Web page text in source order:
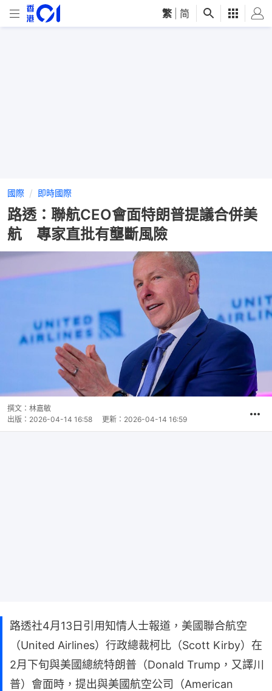
繁 简
國際 即時國際
路透：聯航CEO會面特朗普提議合併美
航 專家直批有壟斷風險
撰文： 林嘉敏
出版： 2026-04-14 16:58 更新： 2026-04-14 16:59
路透社4月13日引用知情人士報道，美國聯合航空
（United Airlines）行政總裁柯比（Scott Kirby）在
2月下旬與美國總統特朗普（Donald Trump，又譯川
普）會面時，提出與美國航空公司（American